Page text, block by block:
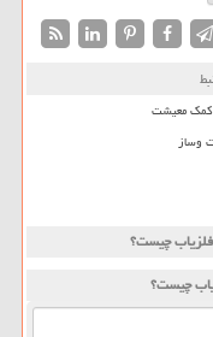
کمک معیشت
چیست؟
چیست؟